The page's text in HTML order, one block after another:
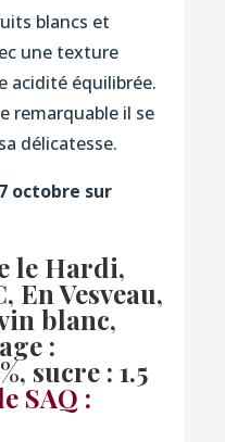
blancs et
une texture
acidité équilibrée.
remarquable il se
délicatesse.
octobre sur
le Hardi,
En Vesveau,
blanc,
:
sucre : 1.5
SAQ :